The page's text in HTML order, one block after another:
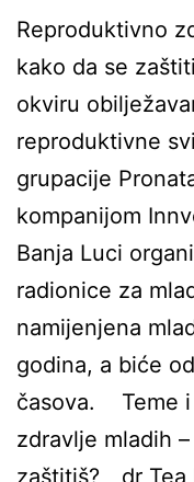
Reproduktivno
kako da se
okviru
reproduktivne
grupacije
kompanijom
Banja Luci
radionice za
namijenjena
godina, a biće
časova. Teme i
zdravlje mladih
zaštitiš? dr Tea